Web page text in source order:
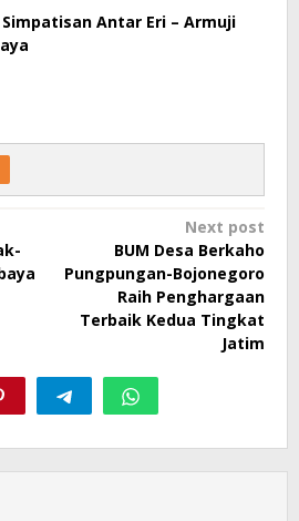
Antar Eri – Armuji
Next post
BUM Desa Berkaho
Pungpungan-Bojonegoro
Raih Penghargaan
Terbaik Kedua Tingkat
Jatim